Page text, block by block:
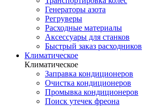
Генераторы азота
Регруверы
Расходные материалы
Аксессуары для станков
Быстрый заказ расходников
Климатическое
Климатическое
Заправка кондиционеров
Очистка кондиционеров
Промывка кондиционеров
Поиск утечек фреона